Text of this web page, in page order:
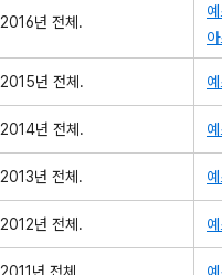
2016년 전체.
2015년 전체.
2014년 전체.
2013년 전체.
2012년 전체.
2011년 전체.